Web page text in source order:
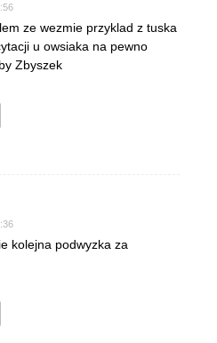
ze wezmie przyklad z tuska
u owsiaka na pewno
Zbyszek
kolejna podwyzka za